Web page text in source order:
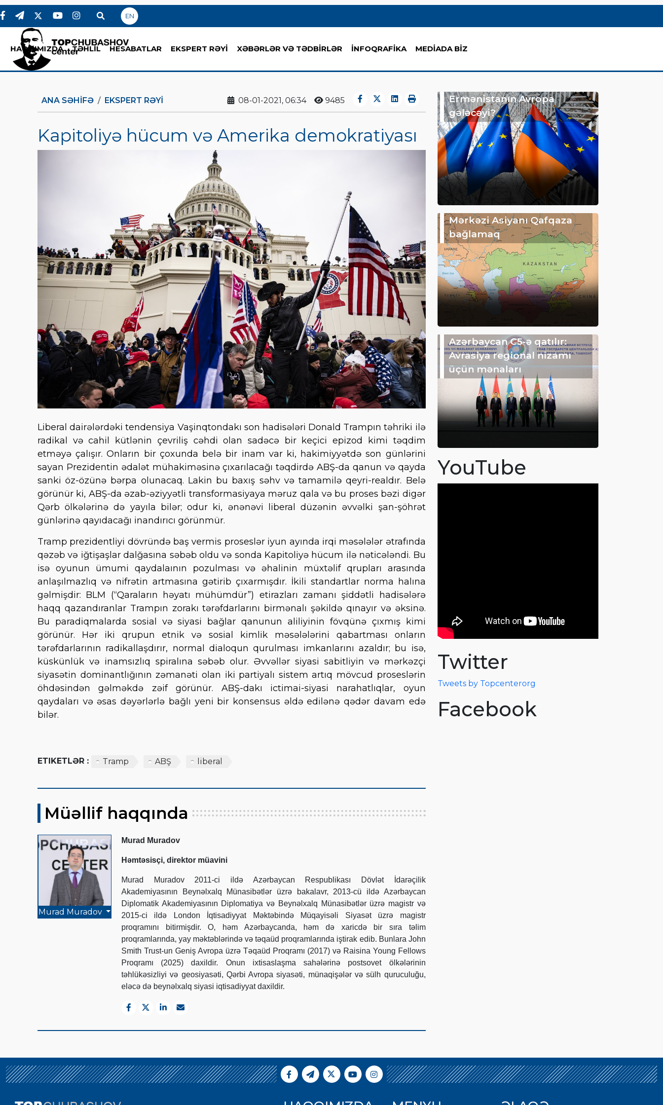
EN
HAQQIMIZDA TƏHLİL HESABATLAR EKSPERT RƏYİ XƏBƏRLƏR VƏ TƏDBİRLƏR İNFOQRAFİKA MEDİADA BİZ
ANA SƏHIFƏ EKSPERT RƏYI 08-01-2021, 06:34 9485
Kapitoliyə hücum və Amerika demokratiyası
Liberal dairələrdəki tendensiya Vaşinqtondakı son hadisələri Donald Trampın təhriki ilə
radikal və cahil kütlənin çevriliş cəhdi olan sadəcə bir keçici epizod kimi təqdim
etməyə çalışır. Onların bir çoxunda belə bir inam var ki, hakimiyyətdə son günlərini
sayan Prezidentin ədalət mühakiməsinə çıxarılacağı təqdirdə ABŞ-da qanun və qayda
sanki öz-özünə bərpa olunacaq. Lakin bu baxış səhv və tamamilə qeyri-realdır. Belə
görünür ki, ABŞ-da əzab-əziyyətli transformasiyaya məruz qala və bu proses bəzi digər
Qərb ölkələrinə də yayıla bilər; odur ki, ənənəvi liberal düzənin əvvəlki şan-şöhrət
günlərinə qayıdacağı inandırıcı görünmür.
Tramp prezidentliyi dövründə baş vermis proseslər iyun ayında irqi məsələlər ətrafında
qəzəb və iğtişaşlar dalğasına səbəb oldu və sonda Kapitoliyə hücum ilə nəticələndi. Bu
isə oyunun ümumi qaydalaının pozulması və əhalinin müxtəlif qrupları arasında
anlaşılmazlıq və nifrətin artmasına gətirib çıxarmışdır. İkili standartlar norma halına
gəlmişdir: BLM (“Qaraların həyatı mühümdür”) etirazları zamanı şiddətli hadisələrə
haqq qazandıranlar Trampın zorakı tərəfdarlarını birmənalı şəkildə qınayır və əksinə.
Bu paradiqmalarda sosial və siyasi bağlar qanunun aliliyinin fövqünə çıxmış kimi
görünür. Hər iki qrupun etnik və sosial kimlik məsələlərini qabartması onların
tərəfdarlarının radikallaşdırır, normal dialoqun qurulması imkanlarını azaldır; bu isə,
küskünlük və inamsızlıq spiralına səbəb olur. Əvvəllər siyasi sabitliyin və mərkəzçi
siyasətin dominantlığının zəmanəti olan iki partiyalı sistem artıq mövcud proseslərin
öhdəsindən gəlməkdə zəif görünür. ABŞ-dakı ictimai-siyasi narahatlıqlar, oyun
qaydaları və əsas dəyərlərlə bağlı yeni bir konsensus əldə edilənə qədər davam edə
bilər.
ETIKETLƏR : Tramp ABŞ liberal
Müəllif haqqında
Murad Muradov
Murad Muradov
Həmtəsisçi, direktor müavini
Murad Muradov 2011-ci ildə Azərbaycan Respublikası Dövlət İdarəçilik
Akademiyasının Beynəlxalq Münasibətlər üzrə bakalavr, 2013-cü ildə Azərbaycan
Diplomatik Akademiyasının Diplomatiya və Beynəlxalq Münasibətlər üzrə magistr və
2015-ci ildə London İqtisadiyyat Məktəbində Müqayisəli Siyasət üzrə magistr
proqramını bitirmişdir. O, həm Azərbaycanda, həm də xaricdə bir sıra təlim
proqramlarında, yay məktəblərində və təqaüd proqramlarında iştirak edib. Bunlara John
Smith Trust-un Geniş Avropa üzrə Təqaüd Proqramı (2017) və Raisina Young Fellows
Proqramı (2025) daxildir. Onun ixtisaslaşma sahələrinə postsovet ölkələrinin
təhlükəsizliyi və geosiyasəti, Qərbi Avropa siyasəti, münaqişələr və sülh quruculuğu,
eləcə də beynəlxalq siyasi iqtisadiyyat daxildir.
Ermənistanın Avropa
gələcəyi?
Mərkəzi Asiyanı Qafqaza
bağlamaq
Azərbaycan C5-ə qatılır:
Avrasiya regional nizamı
üçün mənaları
YouTube
Twitter
Tweets by Topcenterorg
Facebook